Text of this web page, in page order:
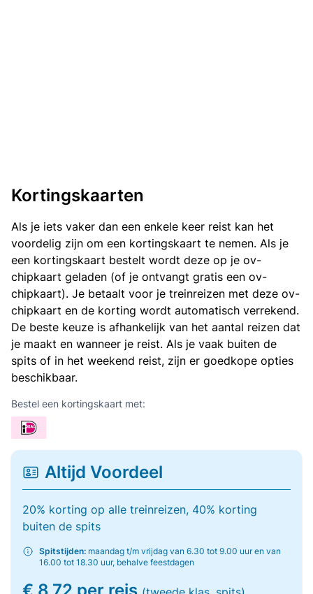
Kortingskaarten
Als je iets vaker dan een enkele keer reist kan het
voordelig zijn om een kortingskaart te nemen. Als je
een kortingskaart bestelt wordt deze op je ov-
chipkaart geladen (of je ontvangt gratis een ov-
chipkaart). Je betaalt voor je treinreizen met deze ov-
chipkaart en de korting wordt automatisch verrekend.
De beste keuze is afhankelijk van het aantal reizen dat
je maakt en wanneer je reist. Als je vaak buiten de
spits of in het weekend reist, zijn er goedkope opties
beschikbaar.
Bestel een kortingskaart met:
Altijd Voordeel
20% korting op alle treinreizen, 40% korting
buiten de spits
Spitstijden: maandag t/m vrijdag van 6.30 tot 9.00 uur en van
16.00 tot 18.30 uur, behalve feestdagen